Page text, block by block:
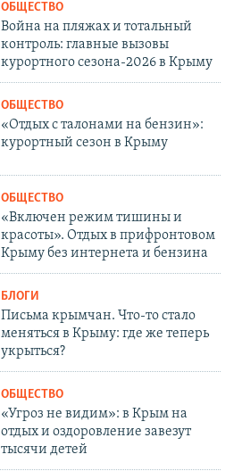
ОБЩЕСТВО
Война на пляжах и тотальный
контроль: главные вызовы
курортного сезона-2026 в Крыму
ОБЩЕСТВО
«Отдых с талонами на бензин»:
курортный сезон в Крыму
ОБЩЕСТВО
«Включен режим тишины и
красоты». Отдых в прифронтовом
Крыму без интернета и бензина
БЛОГИ
Письма крымчан. Что-то стало
меняться в Крыму: где же теперь
укрыться?
ОБЩЕСТВО
«Угроз не видим»: в Крым на
отдых и оздоровление завезут
тысячи детей